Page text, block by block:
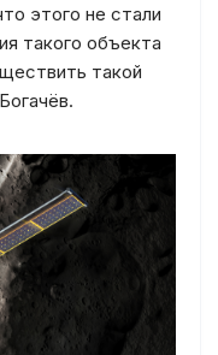
этого не стали
такого объекта
такой